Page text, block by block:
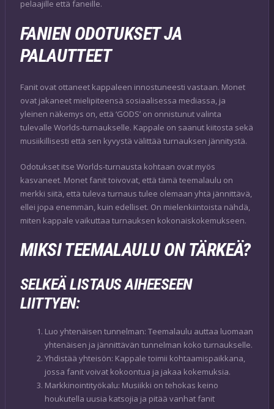
pelaajille että faneille.
FANIEN ODOTUKSET JA
PALAUTTEET
Fanit ovat ottaneet kappaleen innostuneesti vastaan. Monet
ovat jakaneet mielipiteensä sosiaalisessa mediassa, ja
yleinen näkemys on, että ‘GODS’ on onnistunut valinta
tulevalle Worlds-turnaukselle. Kappale on saanut kiitosta sekä
musiikillisesti että sen kyvystä välittää turnauksen jännitystä.
Odotukset itse Worlds-turnausta kohtaan ovat myös
kasvaneet. Monet fanit toivovat, että tämä teemalaulu on
merkki siitä, että tuleva turnaus tulee olemaan yhtä jännittävä,
ellei jopa enemmän, kuin edelliset. On mielenkiintoista nähdä,
miten kappale vaikuttaa turnauksen kokonaiskokemukseen.
MIKSI TEEMALAULU ON TÄRKEÄ?
SELKEÄ LISTAUS AIHEESEEN
LIITTYEN:
Luo yhtenäisen tunnelman: Teemalaulu auttaa luomaan
yhtenäisen ja jännittävän tunnelman koko turnaukselle.
Yhdistää yhteisön: Kappale toimii kohtaamispaikkana,
jossa fanit voivat kokoontua ja jakaa kokemuksia.
Markkinointityökalu: Musiikki on tehokas keino
houkutella uusia katsojia ja pitää vanhat fanit